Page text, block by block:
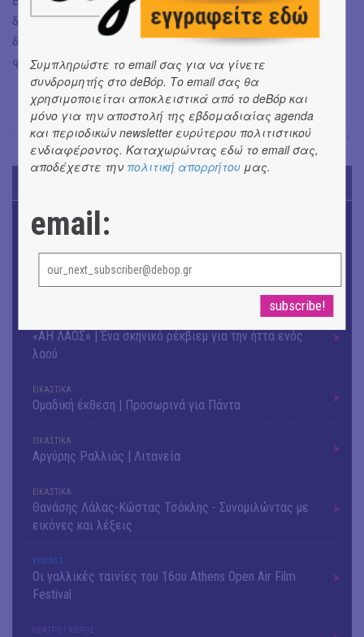
διακριθεί και ως μοντέλο. Το 2018 συμμετείχε στη
διαφημιστική καμπάνια της εταιρείας Guess, όπου
φωτογραφήθηκε στο πλευρό της Jennifer Lopez.
Σόνια Βλάντη
ΜΟΥΣΙΚΗ
16o Samos Young Artists Festival
ΜΟΥΣΙΚΗ
Το 6ο Kournos Music Festival στη Λήμνο
«ΑΗ ΛΑΟΣ» | Ένα σκηνικό ρέκβιεμ για την ήττα ενός
λαού
ΕΙΚΑΣΤΙΚΑ
Ομαδική έκθεση | Προσωρινά για Πάντα
ΕΙΚΑΣΤΙΚΑ
Αργύρης Ραλλιάς | Λιτανεία
ΕΙΚΑΣΤΙΚΑ
Θανάσης Λάλας-Κώστας Τσόκλης - Συνομιλώντας με
εικόνες και λέξεις
ΚΙΝ/ΦΟΣ
Οι γαλλικές ταινίες του 16ου Athens Open Air Film
Festival
ΘΕΑΤΡΟ / ΧΟΡΟΣ
Συμπληρώστε το email σας για να γίνετε
συνδρομητής στο deBόp. Το email σας θα
χρησιμοποιείται αποκλειστικά από το deBόp και
μόνο για την αποστολή της εβδομαδιαίας agenda
και περιοδικών newsletter ευρύτερου πολιτιστικού
ενδιαφέροντος. Καταχωρώντας εδώ το email σας,
αποδέχεστε την πολιτική απορρήτου μας.
email: